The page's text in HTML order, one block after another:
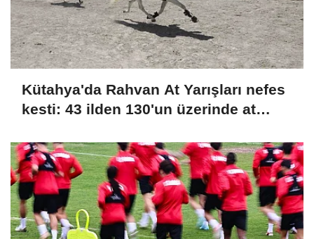
Kütahya'da Rahvan At Yarışları nefes
kesti: 43 ilden 130'un üzerinde at